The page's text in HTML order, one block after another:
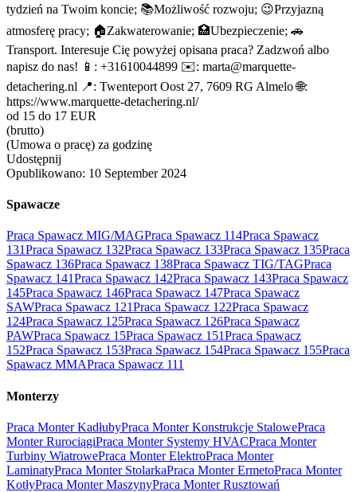
tydzień na Twoim koncie; 📚Możliwość rozwoju; 😉Przyjazną
atmosferę pracy; 🏠Zakwaterowanie; 🏥Ubezpieczenie; 🚗
Transport. Interesuje Cię powyżej opisana praca? Zadzwoń albo
napisz do nas! 📱: +31610044899 ✉️: marta@marquette-
detachering.nl 📍: Twenteport Oost 27, 7609 RG Almelo 🌐:
https://www.marquette-detachering.nl/
od 15 do 17 EUR
(brutto)
(Umowa o pracę) za godzinę
Udostępnij
Opublikowano: 10 September 2024
Spawacze
Praca Spawacz MIG/MAGPraca Spawacz 114Praca Spawacz
131Praca Spawacz 132Praca Spawacz 133Praca Spawacz 135Praca
Spawacz 136Praca Spawacz 138Praca Spawacz TIG/TAGPraca
Spawacz 141Praca Spawacz 142Praca Spawacz 143Praca Spawacz
145Praca Spawacz 146Praca Spawacz 147Praca Spawacz
SAWPraca Spawacz 121Praca Spawacz 122Praca Spawacz
124Praca Spawacz 125Praca Spawacz 126Praca Spawacz
PAWPraca Spawacz 15Praca Spawacz 151Praca Spawacz
152Praca Spawacz 153Praca Spawacz 154Praca Spawacz 155Praca
Spawacz MMAPraca Spawacz 111
Monterzy
Praca Monter KadłubyPraca Monter Konstrukcje StalowePraca
Monter RurociągiPraca Monter Systemy HVACPraca Monter
Turbiny WiatrowePraca Monter ElektroPraca Monter
LaminatyPraca Monter StolarkaPraca Monter ErmetoPraca Monter
KotłyPraca Monter MaszynyPraca Monter Rusztowań